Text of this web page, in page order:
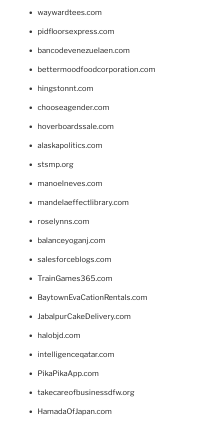
waywardtees.com
pidfloorsexpress.com
bancodevenezuelaen.com
bettermoodfoodcorporation.com
hingstonnt.com
chooseagender.com
hoverboardssale.com
alaskapolitics.com
stsmp.org
manoelneves.com
mandelaeffectlibrary.com
roselynns.com
balanceyoganj.com
salesforceblogs.com
TrainGames365.com
BaytownEvaCationRentals.com
JabalpurCakeDelivery.com
halobjd.com
intelligenceqatar.com
PikaPikaApp.com
takecareofbusinessdfw.org
HamadaOfJapan.com